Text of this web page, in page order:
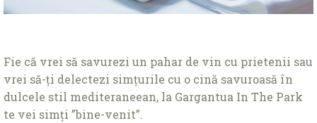
Fie că vrei să savurezi un pahar de vin cu prietenii sau
vrei să-ți delectezi simțurile cu o cină savuroasă în
dulcele stil mediteraneean, la Gargantua In The Park
te vei simți ”bine-venit”.